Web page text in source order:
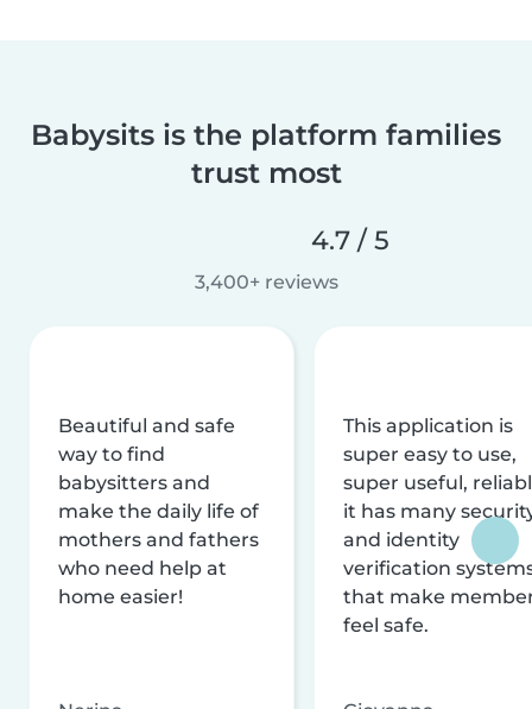
Babysits is the platform families
trust most
4.7 / 5
3,400+ reviews
Beautiful and safe
way to find
babysitters and
make the daily life of
mothers and fathers
who need help at
home easier!
This application is
super easy to use,
super useful,
it has many
and identity
verification
that make
feel safe.